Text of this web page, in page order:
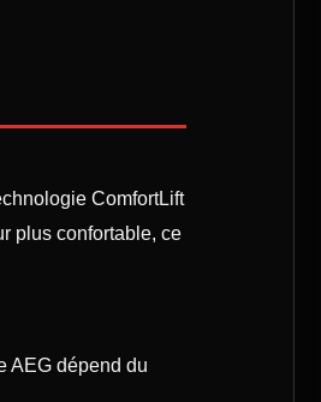
ComfortLift
plus confortable, ce
AEG dépend du